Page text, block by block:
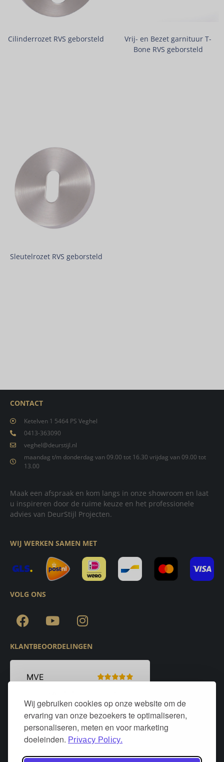
Wij gebruiken cookies op onze website om de
ervaring van onze bezoekers te optimaliseren,
personaliseren, meten en voor marketing
doeleinden. Privacy Policy.
Cilinderrozet RVS geborsteld
Vrij- en Bezet garnituur T-
Bone RVS geborsteld
Sleutelrozet RVS geborsteld
CONTACT
Ketelven 1 5464 PS Veghel
0413-363090
veghel@deurstijl.nl
maandag t/m donderdag van 09.00 tot 16.30 vrijdag van 09.00 tot
13.00
Maak een afspraak en kom langs in onze showroom en laat
u inspireren door de ruime keuze en het professionele
advies van DeurStijl Projecten.
WIJ WERKEN SAMEN MET
VOLG ONS
KLANTBEOORDELINGEN